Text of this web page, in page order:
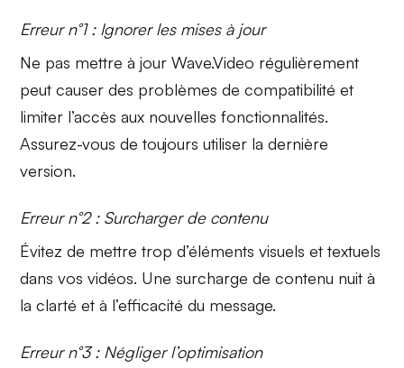
Erreur n°1 : Ignorer les mises à jour
Ne pas mettre à jourWave.Video régulièrement
peut causer des problèmes de compatibilité et
limiter l’accès aux nouvelles fonctionnalités.
Assurez-vous de toujours utiliser la dernière
version.
Erreur n°2 : Surcharger de contenu
Évitez de mettre trop d’éléments visuels et textuels
dans vos vidéos. Unesurcharge de contenu nuit à
la clarté et à l’efficacité du message.
Erreur n°3 : Négliger l’optimisation